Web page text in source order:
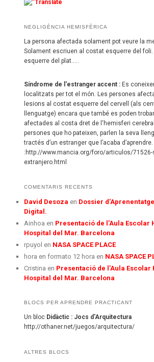
NEGLIGÈNCIA HEMISFÈRICA
La persona afectada solament pot veure la
Solament escriuen al costat esquerre del
esquerre del plat.....
Síndrome de l'estranger accent : Es
localitzats per tot el món. Les persones
lesions al costat esquerre del cervell (als
llenguatge) encara que també es poden
afectades al costa dret de l'hemisferi
persones que ho pateixen, parlen la seva
tractés d’un estranger que l’acaba d’aprendre.
:http://www.mancia.org/foro/articulos/71526-
extranjero.html
COMENTARIS RECENTS
David Desoza en Dossier
Digital.
Ainhoa en Presentació de l’Aula Escolar
Hospital del Mar. Barcelona
rpuyol en NASA SPACE PLACE
hora en formato 12 hora en NASA SPACE
Cristina en Presentació de l’Aula
Hospital del Mar. Barcelona
BLOCS PER APRENDRE PRACTICANT
Un bloc Didàctic : Jocs d'Arquitectura
http://othaner.net/juegos/arquitectura/
ALTRES BLOCS